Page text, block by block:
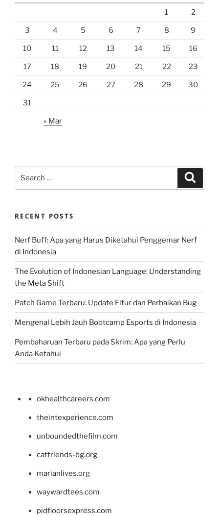
1 2
3 4 5 6 7 8 9
10 11 12 13 14 15 16
17 18 19 20 21 22 23
24 25 26 27 28 29 30
31
« Mar
RECENT POSTS
Nerf Buff: Apa yang Harus Diketahui Penggemar Nerf
di Indonesia
The Evolution of Indonesian Language: Understanding
the Meta Shift
Patch Game Terbaru: Update Fitur dan Perbaikan Bug
Mengenal Lebih Jauh Bootcamp Esports di Indonesia
Pembaharuan Terbaru pada Skrim: Apa yang Perlu
Anda Ketahui
okhealthcareers.com
theintexperience.com
unboundedthefilm.com
catfriends-bg.org
marianlives.org
waywardtees.com
pidfloorsexpress.com